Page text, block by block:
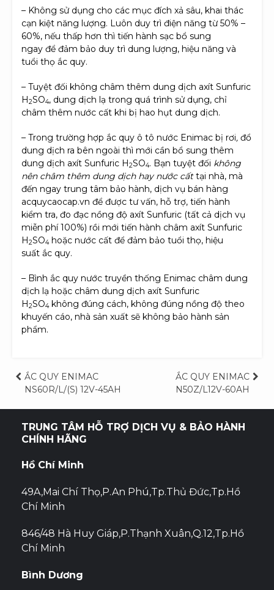
– Không sử dụng cho các mục đích xả sâu, khai thác
cạn kiệt năng lượng. Luôn duy trì điện năng từ 50% –
60%, nếu thấp hơn thì tiến hành sạc bổ sung
ngay để đảm bảo duy trì dung lượng, hiệu năng và
tuổi thọ ắc quy.
– Tuyệt đối không châm thêm dung dịch axít Sunfuric
H2SO4, dung dịch lạ trong quá trình sử dụng, chỉ
châm thêm nước cất khi bị hao hụt dung dịch.
– Trong trường hợp ắc quy ô tô nước Enimac bị rơi, đổ
dung dịch ra bên ngoài thì mới cần bổ sung thêm
dung dịch axít Sunfuric H2SO4. Bạn tuyệt đối không
nên châm thêm dung dịch hay nước cấttại nhà, mà
đến ngay trung tâm bảo hành, dịch vụ bán hàng
acquycaocap.vn để được tư vấn, hỗ trợ, tiến hành
kiểm tra, đo đạc nồng độ axít Sunfuric (tất cả dịch vụ
miễn phí 100%) rồi mới tiến hành châm axít Sunfuric
H2SO4 hoặc nước cất để đảm bảo tuổi thọ, hiệu
suất ắc quy.
– Bình ắc quy nước truyền thống Enimac châm dung
dịch lạ hoặc châm dung dịch axít Sunfuric
H2SO4 không đúng cách, không đúng nồng độ theo
khuyến cáo, nhà sản xuất sẽ không bảo hành sản
phẩm.
Điều
hướng
bài
ẮC QUY ENIMAC
NS60R/L/(S) 12V-45AH
ẮC QUY ENIMAC
N50Z/L12V-60AH
TRUNG TÂM HỖ TRỢ DỊCH VỤ & BẢO HÀNH
CHÍNH HÃNG
Hồ Chí Minh
49A,Mai Chí Thọ,P.An Phú,Tp.Thủ Đức,Tp.Hồ
Chí Minh
846/48 Hà Huy Giáp,P.Thạnh Xuân,Q.12,Tp.Hồ
Chí Minh
Bình Dương